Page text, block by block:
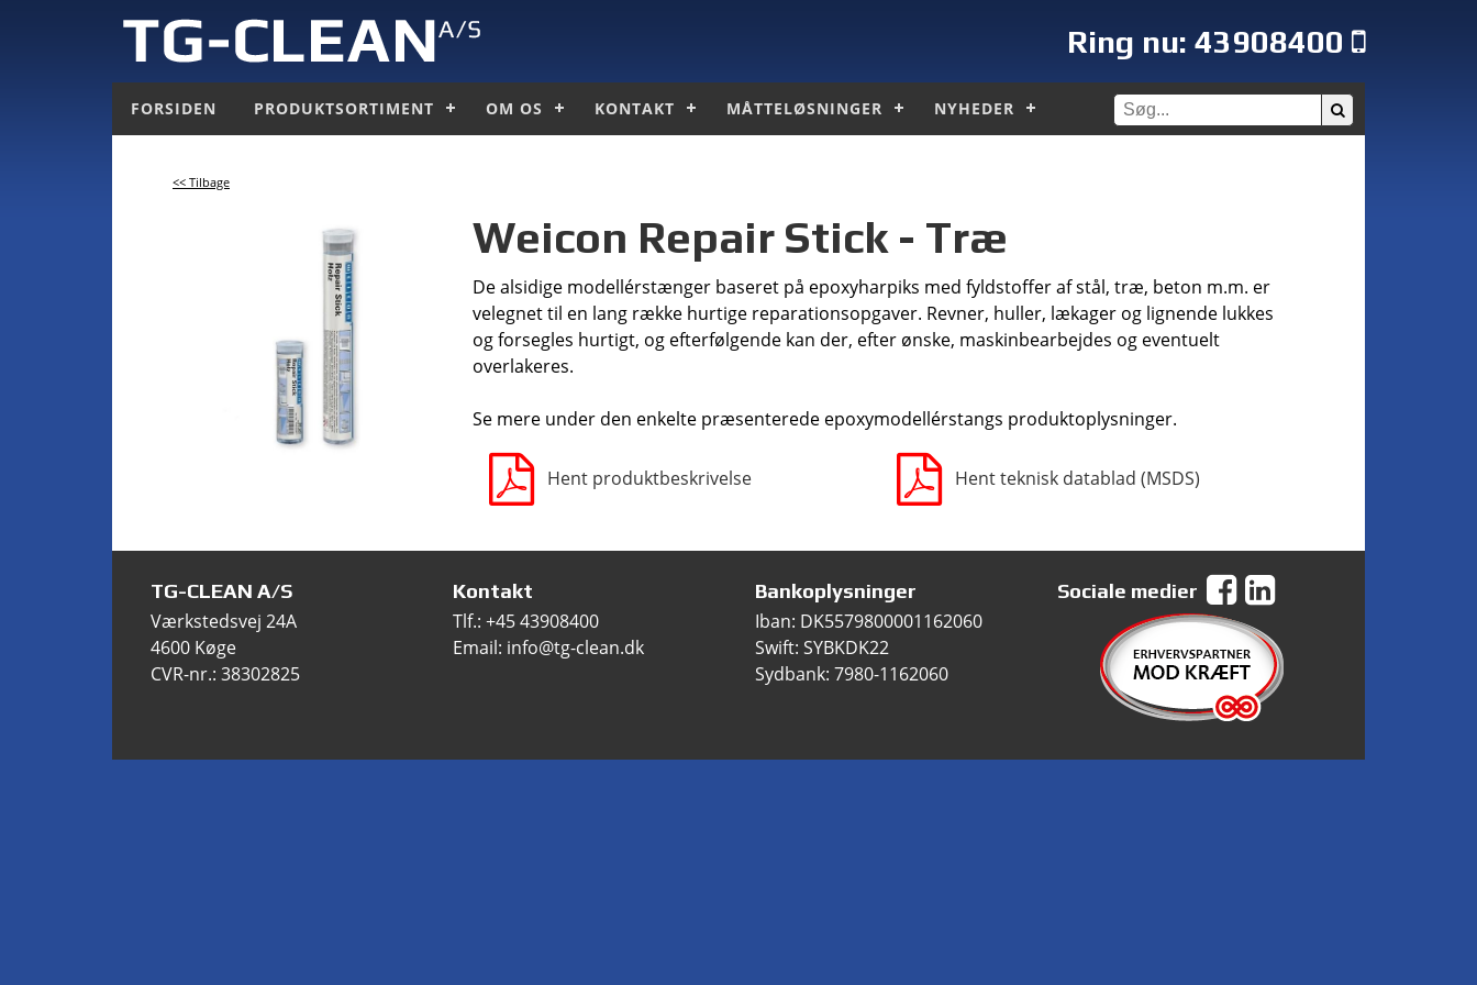
Ring nu: 43908400
FORSIDEN PRODUKTSORTIMENT OM OS KONTAKT MÅTTELØSNINGER NYHEDER
<< Tilbage
Weicon Repair Stick - Træ
De alsidige modellérstænger baseret på epoxyharpiks med fyldstoffer af stål, træ, beton m.m. er
velegnet til en lang række hurtige reparationsopgaver. Revner, huller, lækager og lignende lukkes
og forsegles hurtigt, og efterfølgende kan der, efter ønske, maskinbearbejdes og eventuelt
overlakeres.
Se mere under den enkelte præsenterede epoxymodellérstangs produktoplysninger.
Hent produktbeskrivelse Hent teknisk datablad (MSDS)
TG-CLEAN A/S
Værkstedsvej 24A
4600 Køge
CVR-nr.: 38302825
Kontakt
Tlf.: +45 43908400
Email: info@tg-clean.dk
Bankoplysninger
Iban: DK5579800001162060
Swift: SYBKDK22
Sydbank: 7980-1162060
Sociale medier